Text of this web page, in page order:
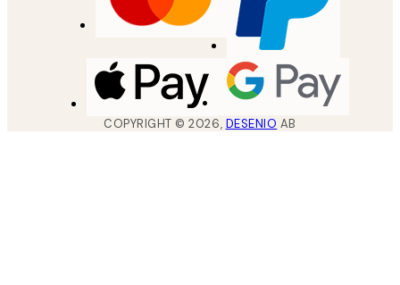
COPYRIGHT ©2026, DESENIO AB